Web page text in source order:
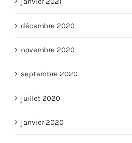
décembre 2020
novembre 2020
septembre 2020
juillet 2020
janvier 2020